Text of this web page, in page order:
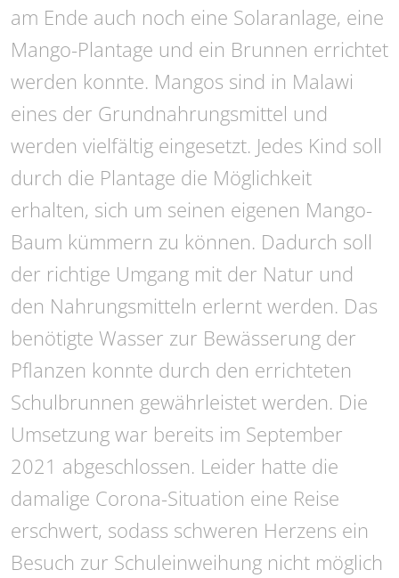
am Ende auch noch eine Solaranlage, eine
Mango-Plantage und ein Brunnen errichtet
werden konnte. Mangos sind in Malawi
eines der Grundnahrungsmittel und
werden vielfältig eingesetzt. Jedes Kind soll
durch die Plantage die Möglichkeit
erhalten, sich um seinen eigenen Mango-
Baum kümmern zu können. Dadurch soll
der richtige Umgang mit der Natur und
den Nahrungsmitteln erlernt werden. Das
benötigte Wasser zur Bewässerung der
Pflanzen konnte durch den errichteten
Schulbrunnen gewährleistet werden. Die
Umsetzung war bereits im September
2021 abgeschlossen. Leider hatte die
damalige Corona-Situation eine Reise
erschwert, sodass schweren Herzens ein
Besuch zur Schuleinweihung nicht möglich